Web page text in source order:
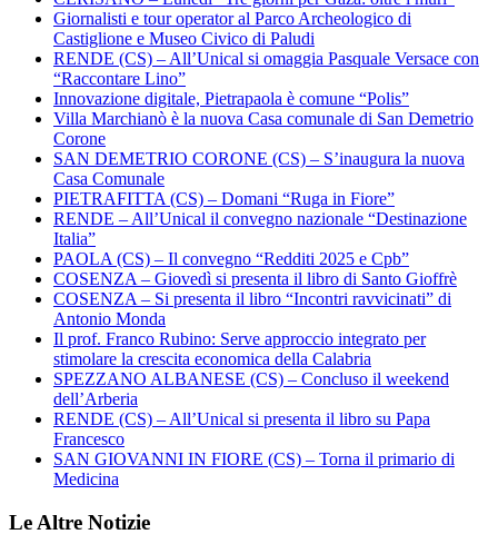
Giornalisti e tour operator al Parco Archeologico di
Castiglione e Museo Civico di Paludi
RENDE (CS) – All’Unical si omaggia Pasquale Versace con
“Raccontare Lino”
Innovazione digitale, Pietrapaola è comune “Polis”
Villa Marchianò è la nuova Casa comunale di San Demetrio
Corone
SAN DEMETRIO CORONE (CS) – S’inaugura la nuova
Casa Comunale
PIETRAFITTA (CS) – Domani “Ruga in Fiore”
RENDE – All’Unical il convegno nazionale “Destinazione
Italia”
PAOLA (CS) – Il convegno “Redditi 2025 e Cpb”
COSENZA – Giovedì si presenta il libro di Santo Gioffrè
COSENZA – Si presenta il libro “Incontri ravvicinati” di
Antonio Monda
Il prof. Franco Rubino: Serve approccio integrato per
stimolare la crescita economica della Calabria
SPEZZANO ALBANESE (CS) – Concluso il weekend
dell’Arberia
RENDE (CS) – All’Unical si presenta il libro su Papa
Francesco
SAN GIOVANNI IN FIORE (CS) – Torna il primario di
Medicina
Le Altre Notizie